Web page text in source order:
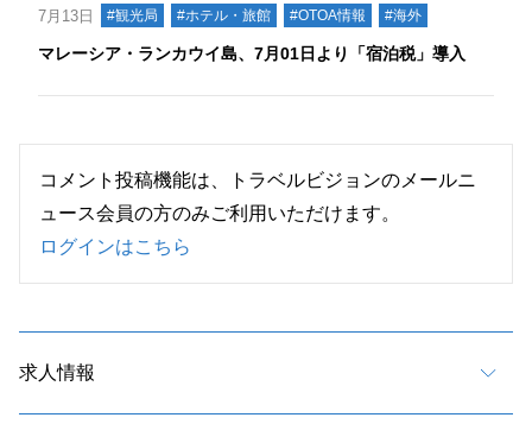
7月13日 #観光局 #ホテル・旅館 #OTOA情報 #海外
マレーシア・ランカウイ島、7月01日より「宿泊税」導入
コメント投稿機能は、トラベルビジョンのメールニ
ュース会員の方のみご利用いただけます。
ログインはこちら
求人情報